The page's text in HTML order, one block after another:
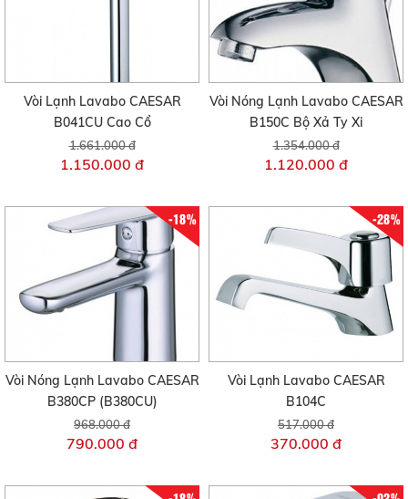
Vòi Lạnh Lavabo CAESAR
B041CU Cao Cổ
1.661.000 đ
1.150.000 đ
Vòi Nóng Lạnh Lavabo CAESAR
B150C Bộ Xả Ty Xi
1.354.000 đ
1.120.000 đ
-18%
Vòi Nóng Lạnh Lavabo CAESAR
B380CP (B380CU)
968.000 đ
790.000 đ
-28%
Vòi Lạnh Lavabo CAESAR
B104C
517.000 đ
370.000 đ